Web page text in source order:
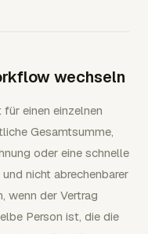
wechseln
einen einzelnen
Gesamtsumme,
oder eine schnelle
nicht abrechenbarer
wenn der Vertrag
Person ist, die die